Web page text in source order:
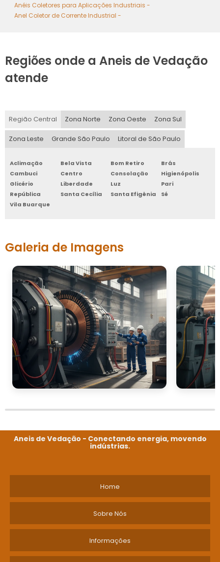
Anéis Coletores para Aplicações Industriais -
Anel Coletor de Corrente Industrial -
Regiões onde a Aneis de Vedação
atende
Região Central Zona Norte Zona Oeste Zona Sul
Zona Leste Grande São Paulo Litoral de São Paulo
Aclimação Bela Vista Bom Retiro
Brás
Cambuci
Centro Consolação
Higienópolis
Glicério
Liberdade Luz
Pari
República
Santa Cecília Santa Efigênia
Sé
Vila Buarque
Galeria de Imagens
Aneis de Vedação - Conectando energia, movendo
indústrias.
Home
Sobre Nós
Informações